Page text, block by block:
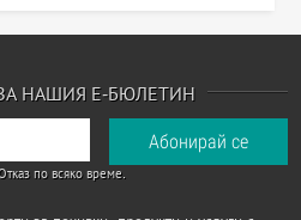
НАШИЯ Е-БЮЛЕТИН
по всяко време.